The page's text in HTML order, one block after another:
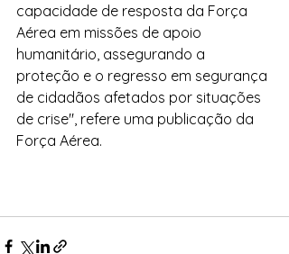
capacidade de resposta da Força
Aérea em missões de apoio
humanitário, assegurando a
proteção e o regresso em segurança
de cidadãos afetados por situações
de crise", refere uma publicação da
Força Aérea.